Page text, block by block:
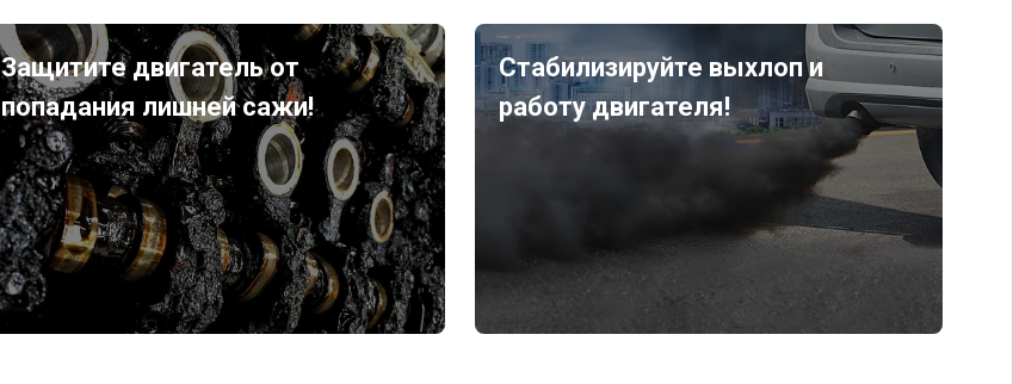
Защитите двигатель от
попадания лишней сажи!
Стабилизируйте выхлоп и
работу двигателя!